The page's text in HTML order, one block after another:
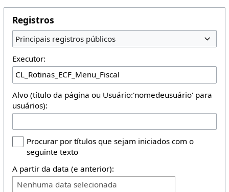
Registros
Principais registros públicos
Executor:
Alvo (título da página ou Usuário:'nomedeusuário' para
usuários):
Procurar por títulos que sejam iniciados com o
seguinte texto
A partir da data (e anterior):
Nenhuma data selecionada